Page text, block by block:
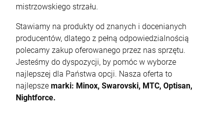
mistrzowskiego strzału.
Stawiamy na produkty od znanych i docenianych
producentów, dlatego z pełną odpowiedzialnością
polecamy zakup oferowanego przez nas sprzętu.
Jesteśmy do dyspozycji, by pomóc w wyborze
najlepszej dla Państwa opcji. Nasza oferta to
najlepsze marki: Minox, Swarovski, MTC, Optisan,
Nightforce.